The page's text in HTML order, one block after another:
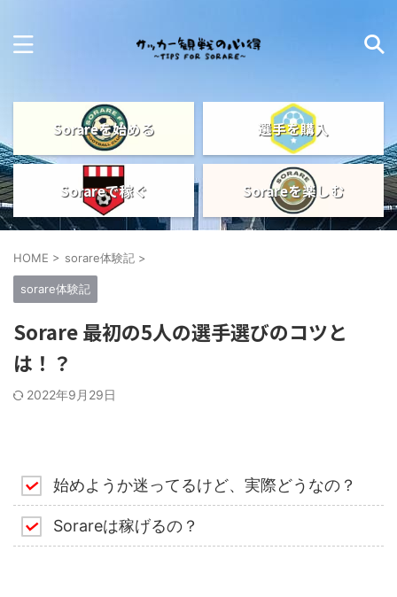
Sorareを始める 選手を購入
Sorareで稼ぐ Sorareを楽しむ
HOME > sorare体験記 >
sorare体験記
Sorare 最初の5人の選手選びのコツと
は！？
2022年9月29日
始めようか迷ってるけど、実際どうなの？
Sorareは稼げるの？